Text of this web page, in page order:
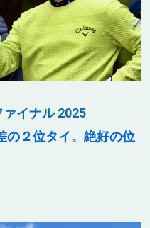
イナル 2025
の２位タイ。絶好の位